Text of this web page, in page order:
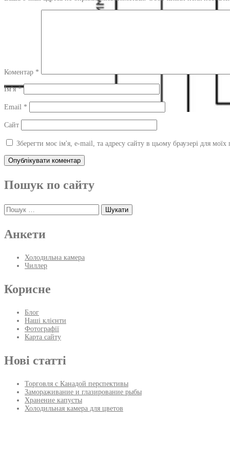
Коментар *
Ім'я*
Email *
Сайт
Зберегти моє ім'я, e-mail, та адресу сайту в цьому браузері для
Пошук по сайту
Пошук:
Анкети
Холодильна камера
Чиллер
Корисне
Блог
Наші клієнти
Фотографії
Карта сайту
Нові статті
Торговля с Канадой перспективы
Замораживание и глазирование рыбы
Хранение капусты
Холодильная камера для цветов